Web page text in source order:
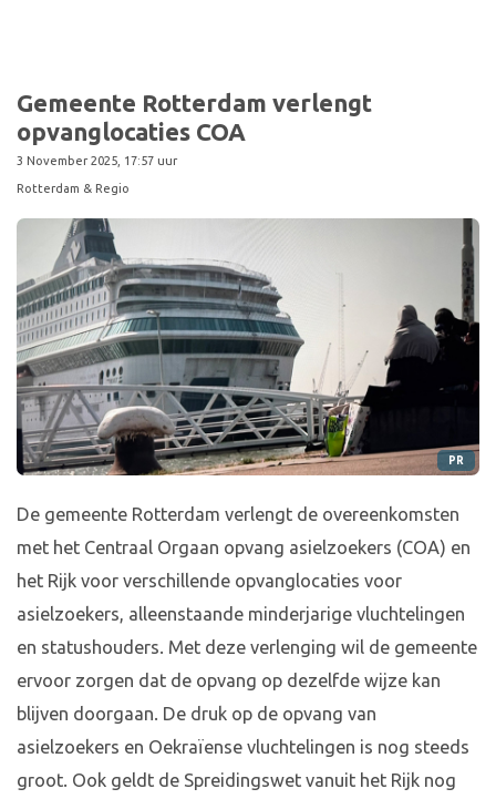
Gemeente Rotterdam verlengt
opvanglocaties COA
3 November 2025, 17:57 uur
Rotterdam & Regio
PR
De gemeente Rotterdam verlengt de overeenkomsten
met het Centraal Orgaan opvang asielzoekers (COA) en
het Rijk voor verschillende opvanglocaties voor
asielzoekers, alleenstaande minderjarige vluchtelingen
en statushouders. Met deze verlenging wil de gemeente
ervoor zorgen dat de opvang op dezelfde wijze kan
blijven doorgaan. De druk op de opvang van
asielzoekers en Oekraïense vluchtelingen is nog steeds
groot. Ook geldt de Spreidingswet vanuit het Rijk nog